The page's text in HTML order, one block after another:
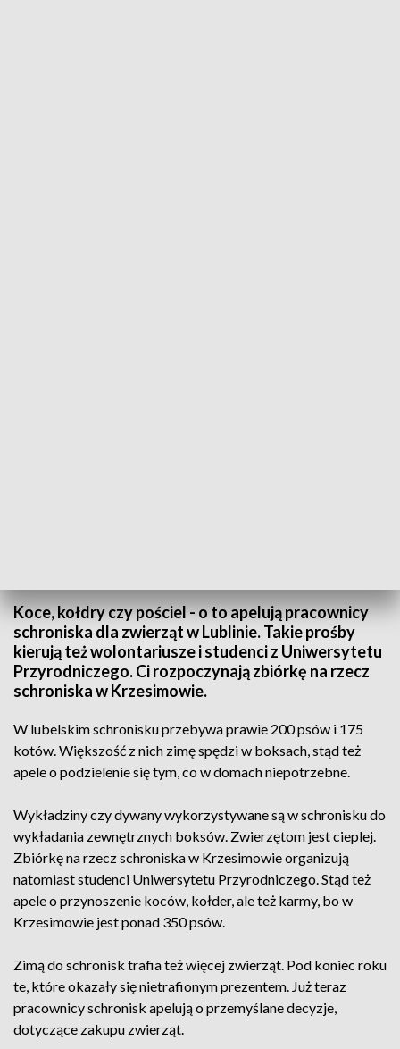
Koce, kołdry czy pościel - o to apelują pracownicy
schroniska dla zwierząt w Lublinie. Takie prośby
kierują też wolontariusze i studenci z Uniwersytetu
Przyrodniczego. Ci rozpoczynają zbiórkę na rzecz
schroniska w Krzesimowie.
W lubelskim schronisku przebywa prawie 200 psów i 175
kotów. Większość z nich zimę spędzi w boksach, stąd też
apele o podzielenie się tym, co w domach niepotrzebne.
Wykładziny czy dywany wykorzystywane są w schronisku do
wykładania zewnętrznych boksów. Zwierzętom jest cieplej.
Zbiórkę na rzecz schroniska w Krzesimowie organizują
natomiast studenci Uniwersytetu Przyrodniczego. Stąd też
apele o przynoszenie koców, kołder, ale też karmy, bo w
Krzesimowie jest ponad 350 psów.
Zimą do schronisk trafia też więcej zwierząt. Pod koniec roku
te, które okazały się nietrafionym prezentem. Już teraz
pracownicy schronisk apelują o przemyślane decyzje,
dotyczące zakupu zwierząt.